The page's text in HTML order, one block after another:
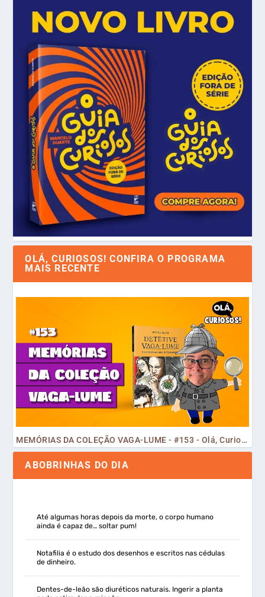
OLÁ, CURIOSOS! CONFIRA O PROGRAMA
MAIS RECENTE
MEMÓRIAS DA COLEÇÃO VAGA-LUME - #153 - Olá, Curiosos! 2023
ABOBRINHAS DO DIA
Até algumas horas depois da morte, o corpo humano
ainda é capaz de… soltar pum!
Notafilia é o estudo dos desenhos e escritos nas cédulas
de dinheiro.
Dentes-de-leão são diuréticos naturais. Ingerir a planta